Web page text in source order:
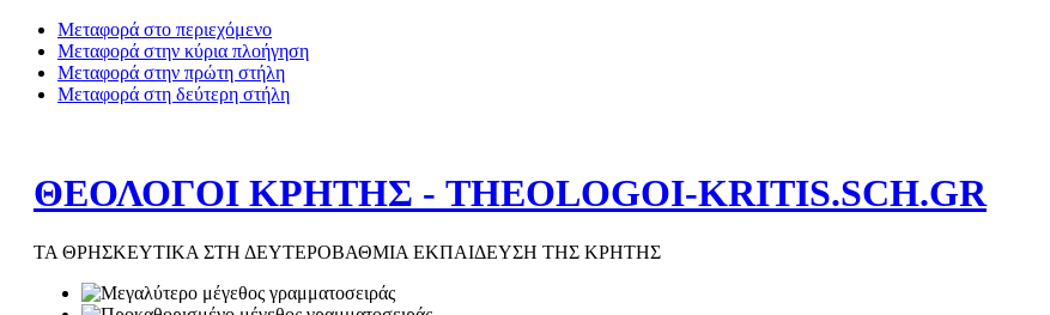
Μεταφορά στο περιεχόμενο
Μεταφορά στην κύρια πλοήγηση
Μεταφορά στην πρώτη στήλη
Μεταφορά στη δεύτερη στήλη
ΘΕΟΛΟΓΟΙ ΚΡΗΤΗΣ - THEOLOGOI-KRITIS.SCH.GR
ΤΑ ΘΡΗΣΚΕΥΤΙΚΑ ΣΤΗ ΔΕΥΤΕΡΟΒΑΘΜΙΑ ΕΚΠΑΙΔΕΥΣΗ ΤΗΣ ΚΡΗΤΗΣ